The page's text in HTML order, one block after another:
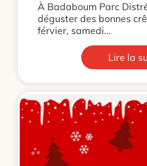
À Badaboum Parc
déguster des bonnes
férvier, samedi...
Lire la